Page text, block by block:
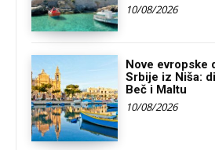
10/08/2026
Nove evropske
Srbije iz Niša:
Beč i Maltu
10/08/2026